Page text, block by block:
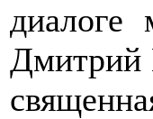
диалоге
Дмитрий